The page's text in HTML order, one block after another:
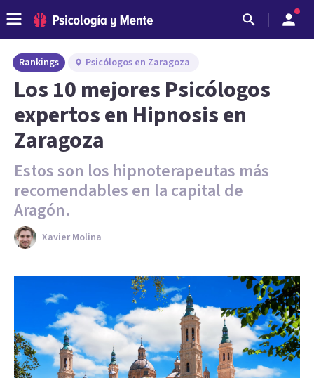
Rankings Psicólogos en Zaragoza
Los 10 mejores Psicólogos
expertos en Hipnosis en
Zaragoza
Estos son los hipnoterapeutas más
recomendables en la capital de
Aragón.
Xavier Molina